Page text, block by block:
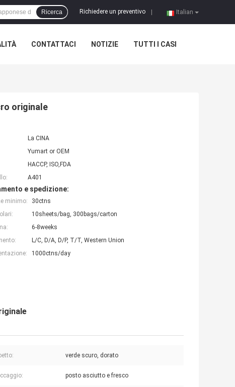
Italian
Richiedere un preventivo
Ricerca
CONTATTACI NOTIZIE TUTTI I CASI
originale
La CINA
Yumart or OEM
HACCP, ISO,FDA
A401
e spedizione:
minimo:
30ctns
10sheets/bag, 300bags/carton
6-8weeks
L/C, D/A, D/P, T/T, Western Union
1000ctns/day
verde scuro, dorato
posto asciutto e fresco